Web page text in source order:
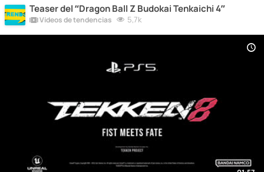
Teaser del “Dragon Ball Z Budokai Tenkaichi 4”
Vídeos de tendencias 5,7k